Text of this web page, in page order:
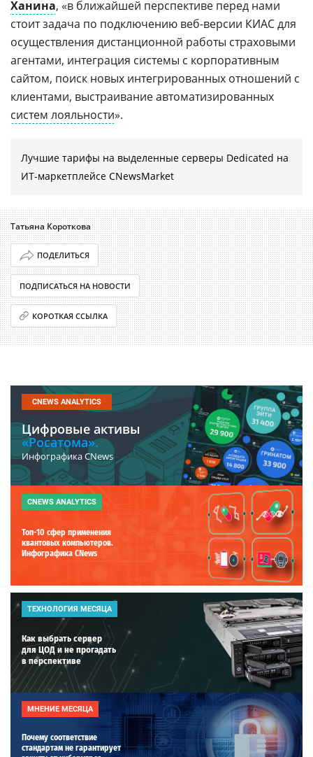
Ханина, «в ближайшей перспективе перед нами
стоит задача по подключению веб-версии КИАС для
осуществления дистанционной работы страховыми
агентами, интеграция системы с корпоративным
сайтом, поиск новых интегрированных отношений с
клиентами, выстраивание автоматизированных
систем лояльности».
Лучшие тарифы на выделенные серверы Dedicated на
ИТ-маркетплейсе CNewsMarket
Татьяна Короткова
ПОДЕЛИТЬСЯ
ПОДПИСАТЬСЯ НА НОВОСТИ
КОРОТКАЯ ССЫЛКА
CNEWS ANALYTICS
Цифровые активы
«Росатома».
Инфографика CNews
CNEWS ANALYTICS
Топ-10 сфер применения
квантовых компьютеров.
Инфографика CNews
ТЕХНОЛОГИЯ МЕСЯЦА
Как выбрать сервер
для ЦОД и не прогадать
в перспективе
МНЕНИЕ МЕСЯЦА
Почему соответствие
стандартам не гарантирует